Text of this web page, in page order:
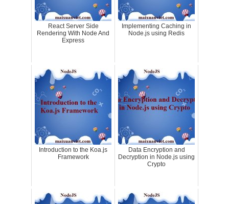
React Server Side
Rendering With Node And
Express
Implementing Caching in
Node.js using Redis
Introduction to the Koa.js
Framework
Data Encryption and
Decryption in Node.js using
Crypto